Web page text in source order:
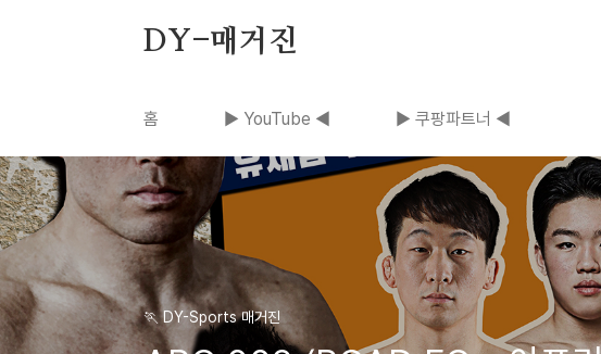
DY-매거진
홈 ▶ YouTube ◀ ▶ 쿠팡파트너 ◀
🏃 DY-Sports 매거진